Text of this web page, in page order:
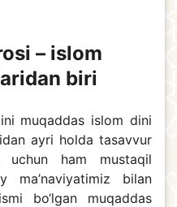
– islom
biri
muqaddas islom dini
ayri holda tasavvur
uchun ham mustaqil
ma’naviyatimiz bilan
bo‘lgan muqaddas